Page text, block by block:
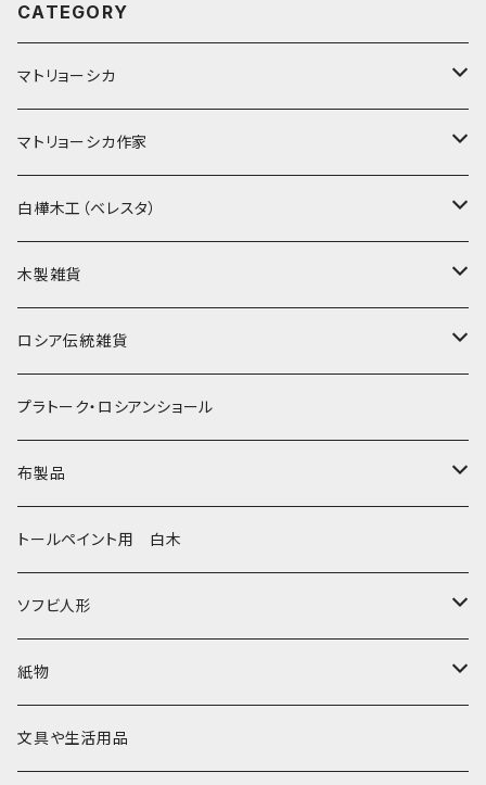
CATEGORY
マトリョーシカ
ノン入れ子マトリョーシカ
イコンモチーフ
クリスマス
ノリンスクの子達
動物マトリョーシカ
セミョーノフの子達
その他のマトショーシカ
キーロフの子達
マトリョーシカ作家
イリーナ・ヴァトゥルーシキナ
タマラ・コリエワ
ナジェジダ・イワンツォワ
リュボーフィ・ブズイキナ
タチアナ ドゥビニッチ
エレナ・イワンツォワ
バローニナ・マリヤ
ヴィクトル・ニキーチン
その他
白樺木工（ベレスタ）
型押しの箱
キャニスター
白樺編み
トレイ・平皿
白樺靴
白樺その他
木製雑貨
ニードルケース・お針刺し
ベル・起きあがりこぼし
オルゴール
キッチン
イースターエッグ
小物入れ・ボトルケース
置物
ロシア伝統雑貨
ホフロマ
アルハンゲリスク
ゴロジェッツ
ジョストボ
グジェリ
プラトーク・ロシアンショール
布製品
キッチンクロス
ソビエトデザイン 昔の布
切り売り布・リボン
その他
トールペイント用 白木
ソフビ人形
現代物
ソビエト時代モノ等
紙物
本類
文具や生活用品